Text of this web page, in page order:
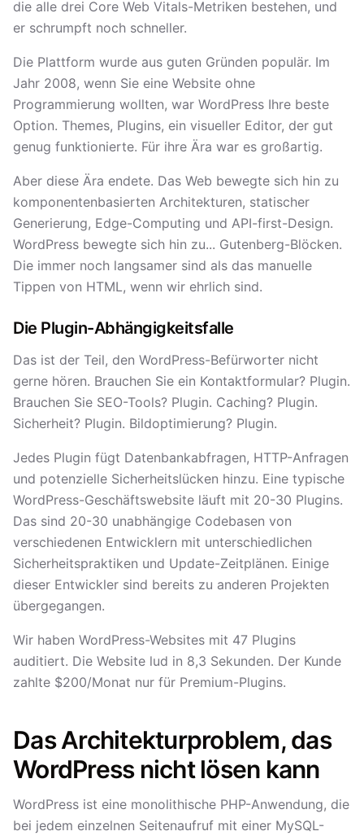
die alle drei Core Web Vitals-Metriken bestehen, und
er schrumpft noch schneller.
Die Plattform wurde aus guten Gründen populär. Im
Jahr 2008, wenn Sie eine Website ohne
Programmierung wollten, war WordPress Ihre beste
Option. Themes, Plugins, ein visueller Editor, der gut
genug funktionierte. Für ihre Ära war es großartig.
Aber diese Ära endete. Das Web bewegte sich hin zu
komponentenbasierten Architekturen, statischer
Generierung, Edge-Computing und API-first-Design.
WordPress bewegte sich hin zu... Gutenberg-Blöcken.
Die immer noch langsamer sind als das manuelle
Tippen von HTML, wenn wir ehrlich sind.
Die Plugin-Abhängigkeitsfalle
Das ist der Teil, den WordPress-Befürworter nicht
gerne hören. Brauchen Sie ein Kontaktformular? Plugin.
Brauchen Sie SEO-Tools? Plugin. Caching? Plugin.
Sicherheit? Plugin. Bildoptimierung? Plugin.
Jedes Plugin fügt Datenbankabfragen, HTTP-Anfragen
und potenzielle Sicherheitslücken hinzu. Eine typische
WordPress-Geschäftswebsite läuft mit 20-30 Plugins.
Das sind 20-30 unabhängige Codebasen von
verschiedenen Entwicklern mit unterschiedlichen
Sicherheitspraktiken und Update-Zeitplänen. Einige
dieser Entwickler sind bereits zu anderen Projekten
übergegangen.
Wir haben WordPress-Websites mit 47 Plugins
auditiert. Die Website lud in 8,3 Sekunden. Der Kunde
zahlte $200/Monat nur für Premium-Plugins.
Das Architekturproblem, das
WordPress nicht lösen kann
WordPress ist eine monolithische PHP-Anwendung, die
bei jedem einzelnen Seitenaufruf mit einer MySQL-